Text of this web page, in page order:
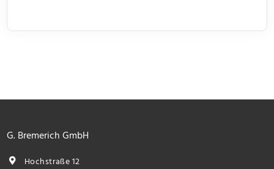
G. Bremerich GmbH
Hochstraße 12